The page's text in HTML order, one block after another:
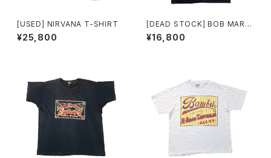
[USED] NIRVANA T-SHIRT
¥25,800
[DEAD STOCK] BOB MARL
EY T-SHIRT Time Will Tell
¥16,800